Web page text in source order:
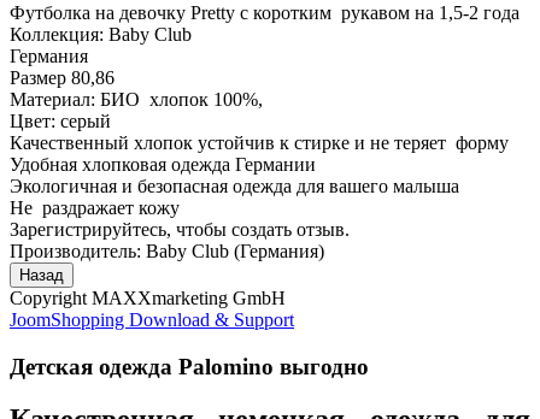
Футболка на девочку Pretty с коротким рукавом на 1,5-2 года
Коллекция: Baby Club
Германия
Размер 80,86
Материал: БИО хлопок 100%,
Цвет: серый
Качественный хлопок устойчив к стирке и не теряет форму
Удобная хлопковая одежда Германии
Экологичная и безопасная одежда для вашего малыша
Не раздражает кожу
Зарегистрируйтесь, чтобы создать отзыв.
Производитель: Baby Club (Германия)
Copyright MAXXmarketing GmbH
JoomShopping Download & Support
Детская одежда Palomino выгодно